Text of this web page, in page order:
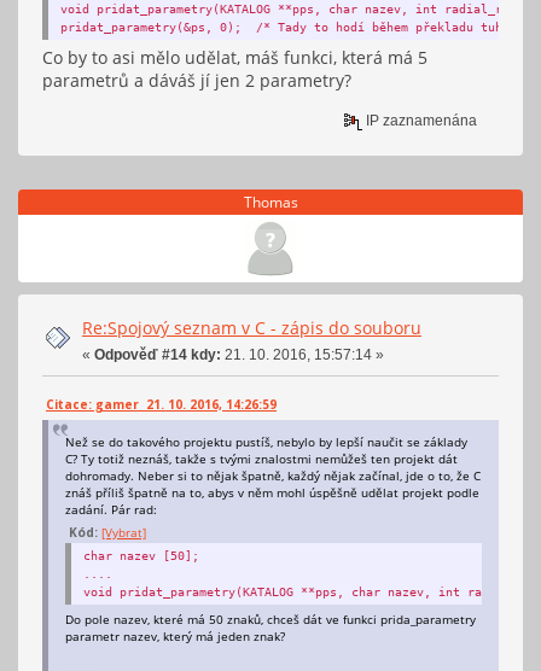
void pridat_parametry(KATALOG **pps, char nazev, int
pridat_parametry(&ps, 0); /* Tady to hodí během překladu tuhle
Co by to asi mělo udělat, máš funkci, která má 5
parametrů a dáváš jí jen 2 parametry?
IP zaznamenána
Thomas
Re:Spojový seznam v C - zápis do souboru
« Odpověď #14 kdy: 21. 10. 2016, 15:57:14 »
Citace: gamer 21. 10. 2016, 14:26:59
Než se do takového projektu pustíš, nebylo by lepší naučit se základy
C? Ty totiž neznáš, takže s tvými znalostmi nemůžeš ten projekt dát
dohromady. Neber si to nějak špatně, každý nějak začínal, jde o to, že C
znáš příliš špatně na to, abys v něm mohl úspěšně udělat projekt podle
zadání. Pár rad:
Kód: [Vybrat]
char nazev [50];
void pridat_parametry(KATALOG **pps, char nazev, int
Do pole nazev, které má 50 znaků, chceš dát ve funkci prida_parametry
parametr nazev, který má jeden znak?